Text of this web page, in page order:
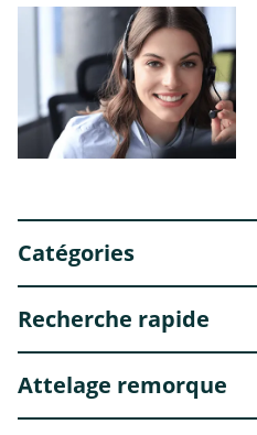
Catégories
Recherche rapide
Attelage remorque